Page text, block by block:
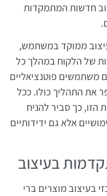
חדשות המתמקדות
ממוקד במשתמש,
של הלקוח במהלך כל
משתמשים פוטנציאליים
את התהליך כולו. ככל
הזו, כך סביר להניח
אלא גם ידידותיים
בעיצוב
בעיצוב מוצרים ברי